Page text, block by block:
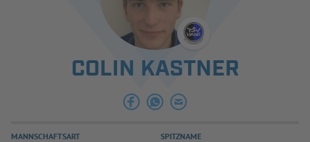
SPIELBETRIEB & VERBANDSLEBEN
AUSBILDUNG & FÖRDERUNG
COLIN KASTNER
MANNSCHAFTSART SPITZNAME